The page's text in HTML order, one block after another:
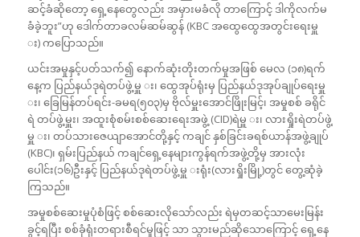
ဆင့်ခံဆိုတော့ ရှေ့နေတွေလည်း အမှားမခံလို တာကြောင့် ဒါကိုလက်မ
ခံခဲ့ဘူး”ဟု ဒေါက်တာခလမ်ဆမ်ဆွန် (KBC အထွေထွေအတွင်းရေးမှူ
း) ကပြောသည်။
ယင်းအမှုနှင့်ပတ်သက်၍ နောက်ဆုံးတိုးတက်မှုအဖြစ် မေလ (၁၈)ရက်
နေ့က ပြည်နယ်ဒုရဲတပ်ဖွဲ့မှူ း၊ ထွေအုပ်ရုံးမှ ပြည်နယ်ဒုအုပ်ချုပ်ရေးမှူ
း၊ ခြေမြန်တပ်ရင်း-ခမရ(၅၀၃)မှ ဗိုလ်မှူးအောင်ဖြိုးမြင့်၊ အမှုစစ် ခရိုင်
ရဲ တပ်ဖွဲ့မှူး၊ အထူးစုံစမ်းစစ်ဆေးရေးအဖွဲ့ (CID)ရဲမှူ း၊ လားရှိုးရဲတပ်ဖွဲ့
မှူ း၊ တပ်သားဇေယျာအောင်တို့နှင့် ကချင် နှစ်ခြင်းခရစ်ယာန်အဖွဲ့ချုပ်
(KBC)၊ ရှမ်းပြည်နယ် ကချင်ရှေ့နေများကွန်ရက်အဖွဲ့တို့မှ အားလုံး
ပေါင်း(၁၆)ဦးနှင့် ပြည်နယ်ဒုရဲတပ်ဖွဲ့မှူ းရုံး(လားရှိုးမြို့)တွင် တွေ့ဆုံခဲ့
ကြသည်။
အမှုစစ်ဆေးမှုပုံစံဖြင့် စစ်ဆေးလိုသော်လည်း ရဲမှတဆင့်သာမေးမြန်း
ခွင့်ရပြီး စစ်ခုံရုံးတရားစီရင်မှုဖြင့် သာ သွားမည်ဆိုသောကြောင့် ရှေ့နေ